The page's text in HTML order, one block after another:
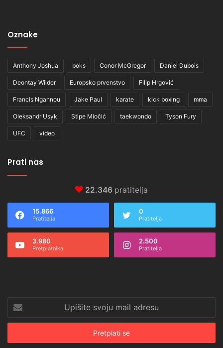
Oznake
Anthony Joshua boks Conor McGregor Daniel Dubois
Deontay Wilder Europsko prvenstvo Filip Hrgović
Francis Ngannou Jake Paul karate kick boxing mma
Oleksandr Usyk Stipe Miočić taekwondo Tyson Fury
UFC video
Prati nas
22.346 pratitelja
15.866
Pratitelja
0
Pratitelja
3.980
Pretplatnika
2.500
Pratitelja
svoju
mail